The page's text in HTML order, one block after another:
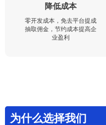
降低成本
零开发成本，免去平台提成
抽取佣金，节约成本提高企
业盈利
为什么选择我们